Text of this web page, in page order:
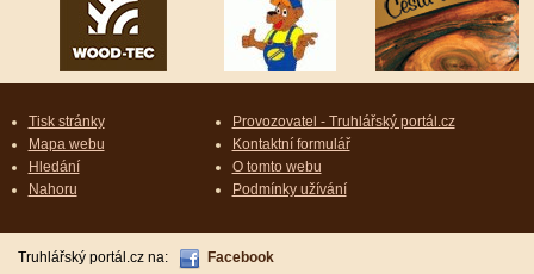
Tisk stránky
Mapa webu
Hledání
Nahoru
Provozovatel - Truhlářský portál.cz
Kontaktní formulář
O tomto webu
Podmínky užívání
Truhlářský portál.cz na: Facebook